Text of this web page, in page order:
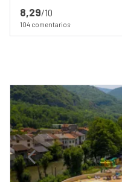
8,29/10
104 comentarios
Previous